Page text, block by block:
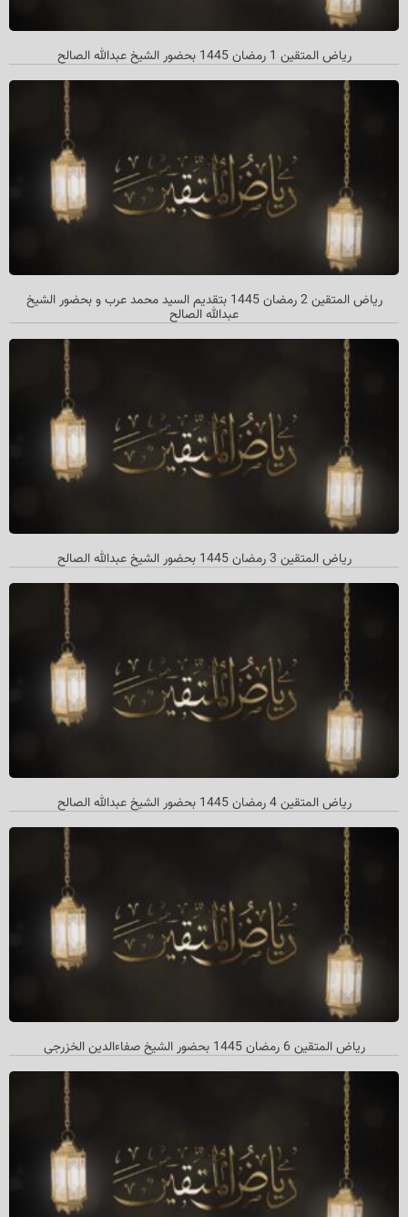
رياض المتقين 1 رمضان 1445 بحضور الشيخ عبدالله الصالح
ریاض المتقین 2 رمضان 1445 بتقديم السيد محمد عرب و بحضور الشیخ
عبدالله الصالح
ریاض المتقین 3 رمضان 1445 بحضور الشیخ عبدالله الصالح
ریاض المتقین 4 رمضان 1445 بحضور الشیخ عبدالله الصالح
رياض المتقين 6 رمضان 1445 بحضور الشيخ صفاءالدين الخزرجي